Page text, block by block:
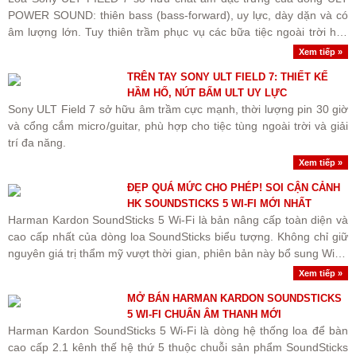
POWER SOUND: thiên bass (bass-forward), uy lực, dày dặn và có
âm lượng lớn. Tuy thiên trầm phục vụ các bữa tiệc ngoài trời hay
Xem tiếp »
TRÊN TAY SONY ULT FIELD 7: THIẾT KẾ
HẦM HỐ, NÚT BẤM ULT UY LỰC
Sony ULT Field 7 sở hữu âm trầm cực mạnh, thời lượng pin 30 giờ
và cổng cắm micro/guitar, phù hợp cho tiệc tùng ngoài trời và giải
trí đa năng.
Xem tiếp »
ĐẸP QUÁ MỨC CHO PHÉP! SOI CẬN CẢNH
HK SOUNDSTICKS 5 WI-FI MỚI NHẤT
Harman Kardon SoundSticks 5 Wi-Fi là bản nâng cấp toàn diện và
cao cấp nhất của dòng loa SoundSticks biểu tượng. Không chỉ giữ
nguyên giá trị thẩm mỹ vượt thời gian, phiên bản này bổ sung Wi-Fi
Xem tiếp »
MỞ BÁN HARMAN KARDON SOUNDSTICKS
5 WI-FI CHUẨN ÂM THANH MỚI
Harman Kardon SoundSticks 5 Wi-Fi là dòng hệ thống loa để bàn
cao cấp 2.1 kênh thế hệ thứ 5 thuộc chuỗi sản phẩm SoundSticks